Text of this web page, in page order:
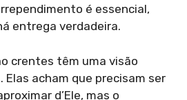
é essencial,
entrega verdadeira.
crentes têm uma visão
Elas acham que precisam ser
d’Ele, mas o